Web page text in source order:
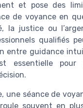
et pose des
de voyance en
la justice ou
qualifiés
entre guidance
essentielle pour
une séance de
souvent en